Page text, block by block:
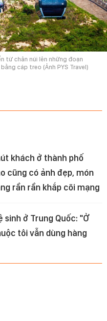
từ chân núi lên những đoạn
cáp treo (Ảnh PYS Travel)
khách ở thành phố
cũng có ảnh đẹp, món
rần rần khắp cõi mạng
sinh ở Trung Quốc: "Ở
tôi vẫn dùng hàng